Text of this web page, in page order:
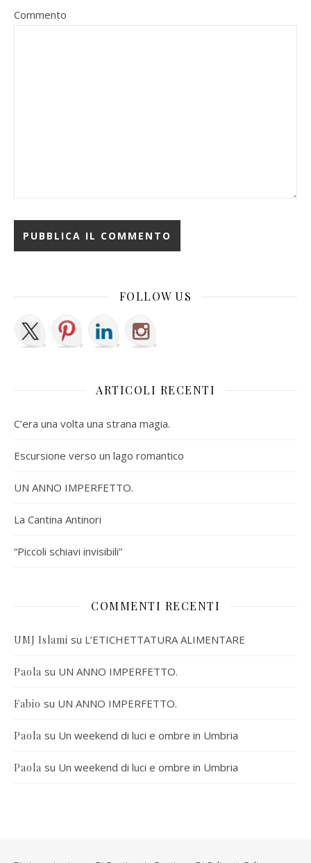
Commento
FOLLOW US
ARTICOLI RECENTI
C’era una volta una strana magia.
Escursione verso un lago romantico
UN ANNO IMPERFETTO.
La Cantina Antinori
“Piccoli schiavi invisibili”
COMMENTI RECENTI
UMJ Islami su L’ETICHETTATURA ALIMENTARE
Paola su UN ANNO IMPERFETTO.
Fabio su UN ANNO IMPERFETTO.
Paola su Un weekend di luci e ombre in Umbria
Paola su Un weekend di luci e ombre in Umbria